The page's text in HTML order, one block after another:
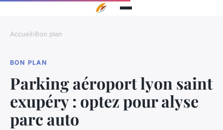
Accueil›Bon plan
BON PLAN
Parking aéroport lyon saint
exupéry : optez pour alyse
parc auto